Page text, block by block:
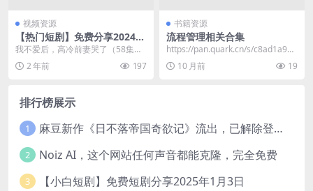
视频资源
【热门短剧】免费分享2024年
11月7日
我不爱后，高冷前妻哭了（58集）
张子安 https://pan.quark.cn...
2 年前 197
书籍资源
流程管理相关合集
https://pan.quark.cn/s/c8ad1a986
eff
10 月前 19
排行榜展示
1 麻豆新作《日不落帝国奇欲记》流出，已解除登录验证！
2 Noiz AI，这个网站任何声音都能克隆，完全免费
3 【小白短剧】免费短剧分享2025年1月3日